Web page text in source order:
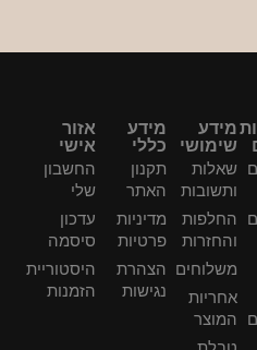
מידע
שימושי
שאלות
ותשובות
החלפות
והחזרות
משלוחים
אחריות
המוצר
מידע
כללי
תקנון
האתר
מדיניות
פרטיות
הצהרת
נגישות
אזור
אישי
החשבון
שלי
עדכון
סיסמה
היסטוריית
הזמנות